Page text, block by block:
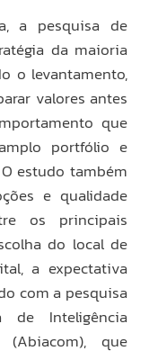
a pesquisa de
da maioria
o levantamento,
valores antes
que
portfólio e
estudo também
e qualidade
os principais
do local de
a expectativa
com a pesquisa
de Inteligência
que